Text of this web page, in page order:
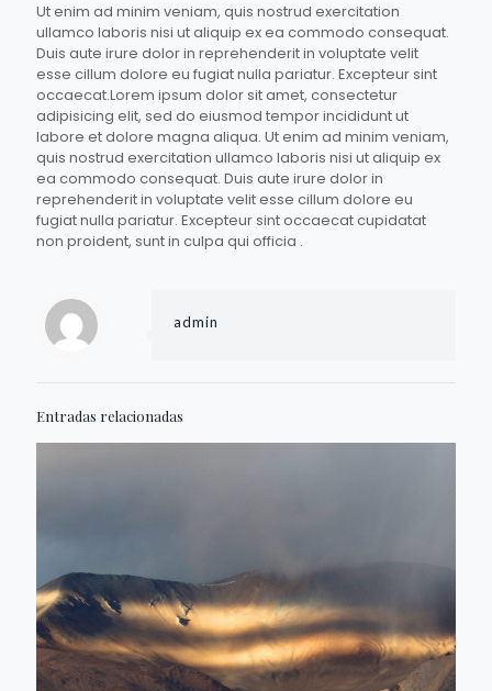
Ut enim ad minim veniam, quis nostrud exercitation
ullamco laboris nisi ut aliquip ex ea commodo consequat.
Duis aute irure dolor in reprehenderit in voluptate velit
esse cillum dolore eu fugiat nulla pariatur. Excepteur sint
occaecat.Lorem ipsum dolor sit amet, consectetur
adipisicing elit, sed do eiusmod tempor incididunt ut
labore et dolore magna aliqua. Ut enim ad minim veniam,
quis nostrud exercitation ullamco laboris nisi ut aliquip ex
ea commodo consequat. Duis aute irure dolor in
reprehenderit in voluptate velit esse cillum dolore eu
fugiat nulla pariatur. Excepteur sint occaecat cupidatat
non proident, sunt in culpa qui officia .
admin
Entradas relacionadas